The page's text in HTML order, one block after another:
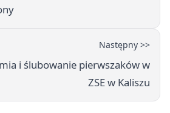
Następny >>
i ślubowanie pierwszaków w
ZSE w Kaliszu